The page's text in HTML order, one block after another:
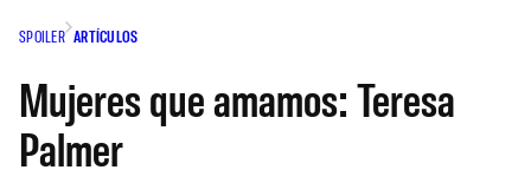
SPOILER ARTÍCULOS
Mujeres que amamos: Teresa
Palmer